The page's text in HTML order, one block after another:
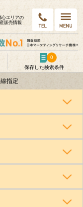
⼼エリアの
販売情報
保存した検索条件
0
指定